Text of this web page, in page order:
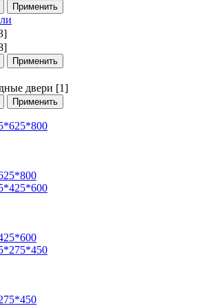
Применить
Применить
двери [1]
Применить